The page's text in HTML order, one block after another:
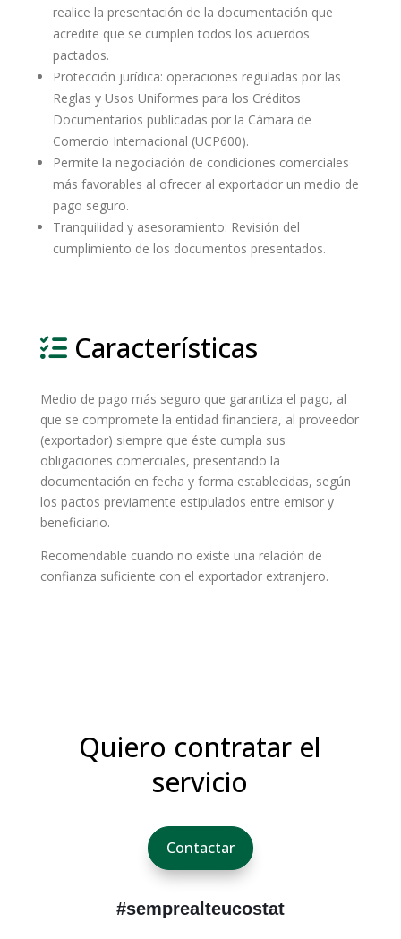
realice la presentación de la documentación que
acredite que se cumplen todos los acuerdos
pactados.
Protección jurídica: operaciones reguladas por las
Reglas y Usos Uniformes para los Créditos
Documentarios publicadas por la Cámara de
Comercio Internacional (UCP600).
Permite la negociación de condiciones comerciales
más favorables al ofrecer al exportador un medio de
pago seguro.
Tranquilidad y asesoramiento: Revisión del
cumplimiento de los documentos presentados.
Características
Medio de pago más seguro que garantiza el pago, al
que se compromete la entidad financiera, al proveedor
(exportador) siempre que éste cumpla sus
obligaciones comerciales, presentando la
documentación en fecha y forma establecidas, según
los pactos previamente estipulados entre emisor y
beneficiario.
Recomendable cuando no existe una relación de
confianza suficiente con el exportador extranjero.
Quiero contratar el
servicio
Contactar
#semprealteucostat